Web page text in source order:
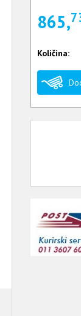
865,
Količina: